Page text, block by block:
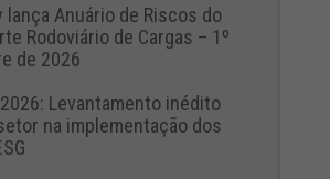
lança Anuário de Riscos do
Rodoviário de Cargas – 1º
de 2026
Levantamento inédito
na implementação dos